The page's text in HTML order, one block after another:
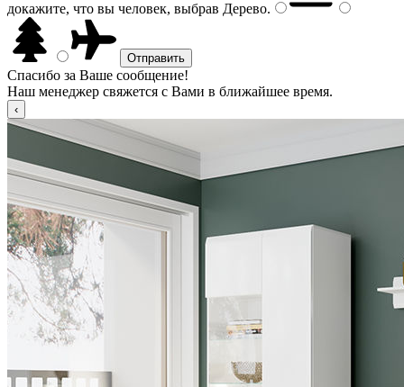
докажите, что вы человек, выбрав Дерево.
Спасибо за Ваше сообщение!
Наш менеджер свяжется с Вами в ближайшее время.